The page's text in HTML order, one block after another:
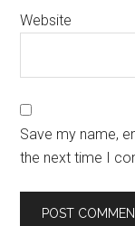
Website
Save my name,
the next time I